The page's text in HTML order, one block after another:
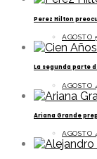
Perez Hilton
AGOSTO
La segunda parte
AGOSTO
Ariana Grande
AGOSTO